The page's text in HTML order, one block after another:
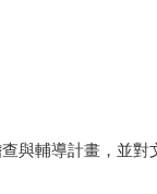
輔導計畫，並對